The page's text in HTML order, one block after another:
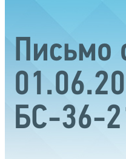
Письмо
БС-36-